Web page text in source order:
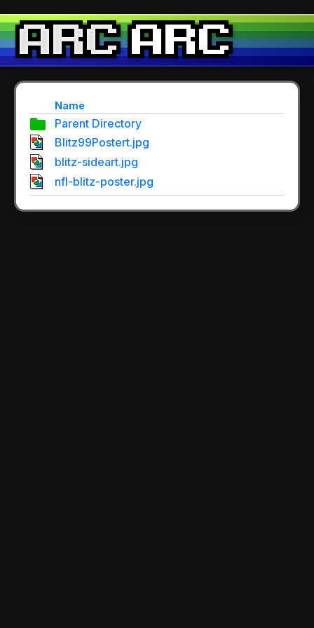
Name
Parent Directory
Blitz99Postert.jpg
blitz-sideart.jpg
nfl-blitz-poster.jpg